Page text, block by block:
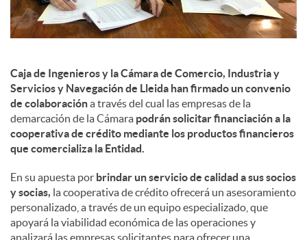
Caja de Ingenieros y la Cámara de Comercio, Industria y
Servicios y Navegación de Lleida han firmado un convenio
de colaboracióna través del cual las empresas de la
demarcación de la Cámara podrán solicitar financiación a la
cooperativa de crédito mediante los productos financieros
que comercializa la Entidad.
En su apuesta por brindar un servicio de calidad a sus socios
y socias, la cooperativa de crédito ofrecerá un asesoramiento
personalizado, a través de un equipo especializado, que
apoyará la viabilidad económica de las operaciones y
analizará las empresas solicitantes para ofrecer una